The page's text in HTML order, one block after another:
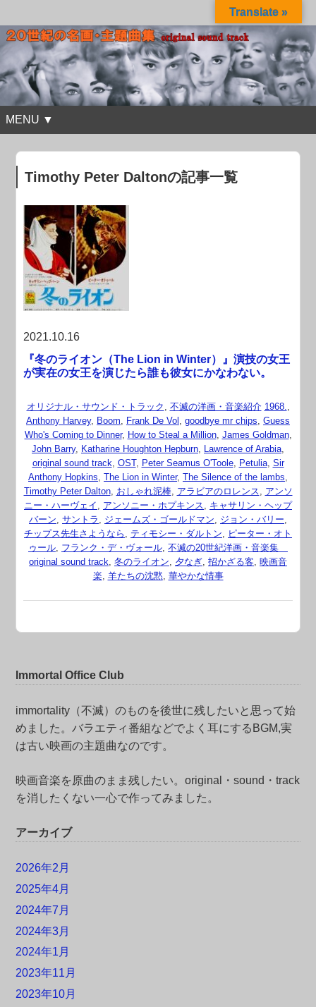
MENU ▼
Timothy Peter Daltonの記事一覧
2021.10.16
『冬のライオン（The Lion in Winter）』演技の女王
が実在の女王を演じたら誰も彼女にかなわない。
オリジナル・サウンド・トラック , 不滅の洋画・音楽紹介 1968.,
Anthony Harvey, Boom, Frank De Vol , goodbye mr chips, Guess
Who's Coming to Dinner, How to Steal a Million, James Goldman,
John Barry, Katharine Houghton Hepburn, Lawrence of Arabia,
original sound track, OST, Peter Seamus O'Toole, Petulia, Sir
Anthony Hopkins, The Lion in Winter, The Silence of the lambs,
Timothy Peter Dalton, おしゃれ泥棒, アラビアのロレンス, アンソ
ニー・ハーヴェイ , アンソニー・ホプキンス, キャサリン・ヘップ
バーン, サントラ , ジェームズ・ゴールドマン, ジョン・バリー,
チップス先生さようなら , ティモシー・ダルトン, ピーター・オト
ゥール, フランク・デ・ヴォール, 不滅の20世紀洋画・音楽集
original sound track, 冬のライオン, 夕なぎ, 招かざる客, 映画音
楽, 羊たちの沈黙, 華やかな情事
Immortal Office Club
immortality（不滅）のものを後世に残したいと思って始
めました。バラエティ番組などでよく耳にするBGM,実
は古い映画の主題曲なのです。
映画音楽を原曲のまま残したい。original・sound・track
を消したくない一心で作ってみました。
アーカイブ
2026年2月
2025年4月
2024年7月
2024年3月
2024年1月
2023年11月
2023年10月
Translate »